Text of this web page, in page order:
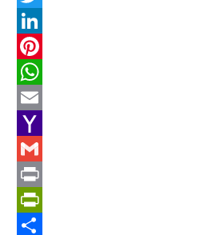
Twitter
LinkedIn
Pinterest
WhatsApp
Email
Yahoo
Mail
Gmail
Print
PrintFriendly